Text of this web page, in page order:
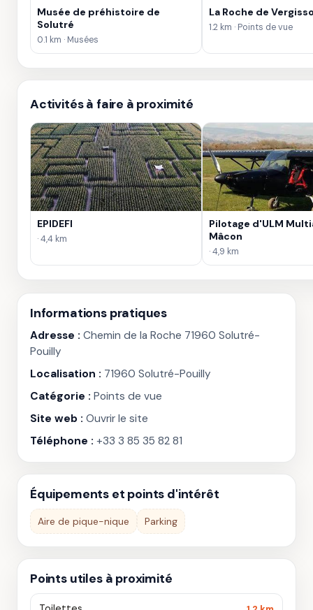
Musée de préhistoire de
Solutré
0.1 km · Musées
La Roche de
1.2 km · Points de vue
Activités à faire à proximité
EPIDEFI
· 4,4 km
Pilotage d'ULM
Mâcon
· 4,9 km
Informations pratiques
Adresse : Chemin de la Roche 71960 Solutré-
Pouilly
Localisation : 71960 Solutré-Pouilly
Catégorie : Points de vue
Site web : Ouvrir le site
Téléphone : +33 3 85 35 82 81
Équipements et points d'intérêt
Aire de pique-nique Parking
Points utiles à proximité